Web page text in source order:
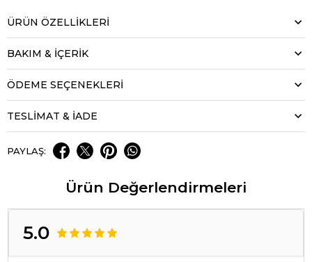
ÜRÜN ÖZELLIKLERI
BAKIM & İÇERİK
ÖDEME SEÇENEKLERI
TESLİMAT & İADE
PAYLAŞ:
Ürün Değerlendirmeleri
5.0